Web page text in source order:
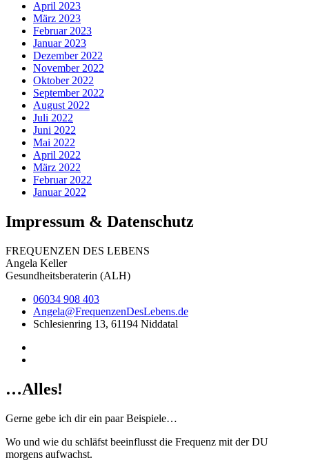
April 2023
März 2023
Februar 2023
Januar 2023
Dezember 2022
November 2022
Oktober 2022
September 2022
August 2022
Juli 2022
Juni 2022
Mai 2022
April 2022
März 2022
Februar 2022
Januar 2022
Impressum & Datenschutz
FREQUENZEN DES LEBENS
Angela Keller
Gesundheitsberaterin (ALH)
06034 908 403
Angela@FrequenzenDesLebens.de
Schlesienring 13, 61194 Niddatal
…Alles!
Gerne gebe ich dir ein paar Beispiele…
Wo und wie du schläfst beeinflusst die Frequenz mit der DU
morgens aufwachst.